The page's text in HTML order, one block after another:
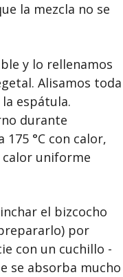
la mezcla no se
y lo rellenamos
Alisamos toda
espátula.
durante
°C con calor,
calor uniforme
el bizcocho
por
con un cuchillo -
se absorba mucho